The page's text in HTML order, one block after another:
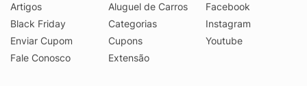
Artigos
Black Friday
Enviar Cupom
Fale Conosco
Aluguel de Carros
Categorias
Cupons
Extensão
Facebook
Instagram
Youtube